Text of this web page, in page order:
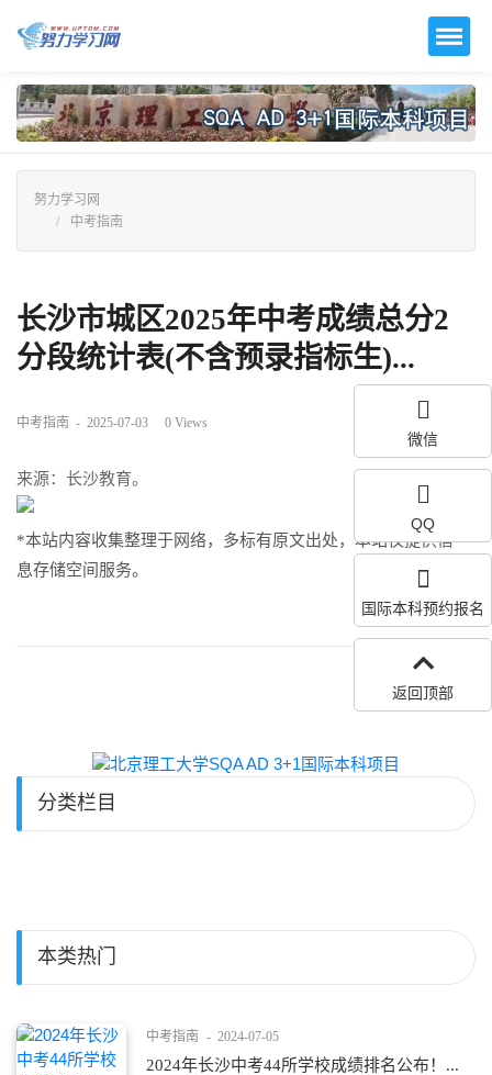
努力学习网
中考指南
长沙市城区2025年中考成绩总分2
分段统计表(不含预录指标生)...
中考指南 - 2025-07-03 0 Views
来源：长沙教育。
*本站内容收集整理于网络，多标有原文出处，本站仅提供信
息存储空间服务。
分类栏目
本类热门
中考指南 - 2024-07-05
2024年长沙中考44所学校成绩排名公布！...
微信
QQ
国际本科预约报名
返回顶部